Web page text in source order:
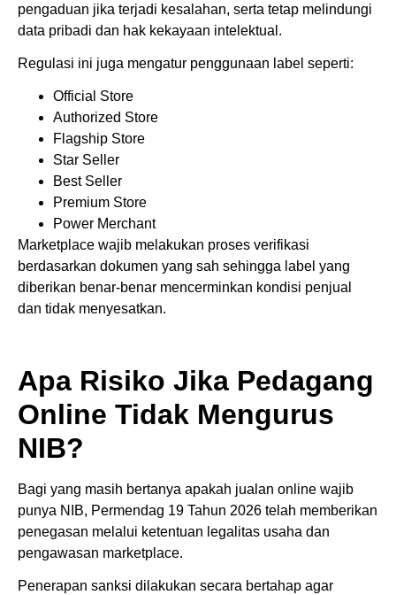
pengaduan jika terjadi kesalahan, serta tetap melindungi
data pribadi dan hak kekayaan intelektual.
Regulasi ini juga mengatur penggunaan label seperti:
Official Store
Authorized Store
Flagship Store
Star Seller
Best Seller
Premium Store
Power Merchant
Marketplace wajib melakukan proses verifikasi
berdasarkan dokumen yang sah sehingga label yang
diberikan benar-benar mencerminkan kondisi penjual
dan tidak menyesatkan.
Apa Risiko Jika Pedagang
Online Tidak Mengurus
NIB?
Bagi yang masih bertanya apakah jualan online wajib
punya NIB, Permendag 19 Tahun 2026 telah memberikan
penegasan melalui ketentuan legalitas usaha dan
pengawasan marketplace.
Penerapan sanksi dilakukan secara bertahap agar